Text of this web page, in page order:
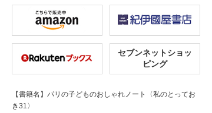
セブンネットショッ
ピング
【書籍名】パリの子どものおしゃれノート〈私のとってお
き31〉